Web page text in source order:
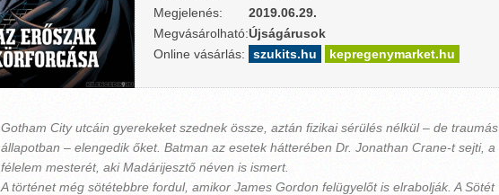
Megjelenés:
2019.06.29.
Megvásárolható:Újságárusok
Online vásárlás:
szukits.hu kepregenymarket.hu
Gotham City utcáin gyerekeket szednek össze, aztán fizikai sérülés nélkül – de traumás
állapotban – elengedik őket. Batman az esetek hátterében Dr. Jonathan Crane-t sejti, a
félelem mesterét, aki Madárijesztő néven is ismert.
A történet még sötétebbre fordul, amikor James Gordon felügyelőt is elrabolják. A Sötét